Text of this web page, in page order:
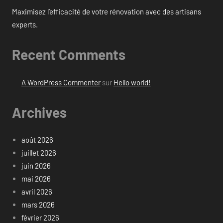
Maximisez l’efficacité de votre rénovation avec des artisans
experts.
Recent Comments
A WordPress Commentersur Hello world!
Archives
août 2026
juillet 2026
juin 2026
mai 2026
avril 2026
mars 2026
février 2026